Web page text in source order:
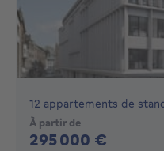
12 appartements de
À partir de
295 000 €